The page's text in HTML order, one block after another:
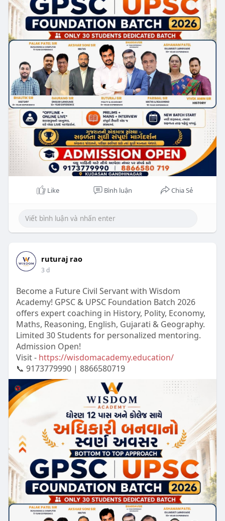
Like Bình luận Chia Sẻ
ruturaj rao
3 d
Become a Future Civil Servant with Wisdom
Academy! GPSC & UPSC Foundation Batch 2026
offers expert coaching in History, Polity, Economy,
Maths, Reasoning, English, Gujarati & Geography.
Limited 30 Students for personalized mentoring.
Admission Open!
Visit - https://wisdomacademy.education/
📞 9173779990 | 8866580719